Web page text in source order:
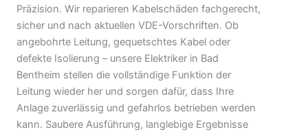
Präzision. Wir reparieren Kabelschäden fachgerecht,
sicher und nach aktuellen VDE-Vorschriften. Ob
angebohrte Leitung, gequetschtes Kabel oder
defekte Isolierung – unsere Elektriker in Bad
Bentheim stellen die vollständige Funktion der
Leitung wieder her und sorgen dafür, dass Ihre
Anlage zuverlässig und gefahrlos betrieben werden
kann. Saubere Ausführung, langlebige Ergebnisse